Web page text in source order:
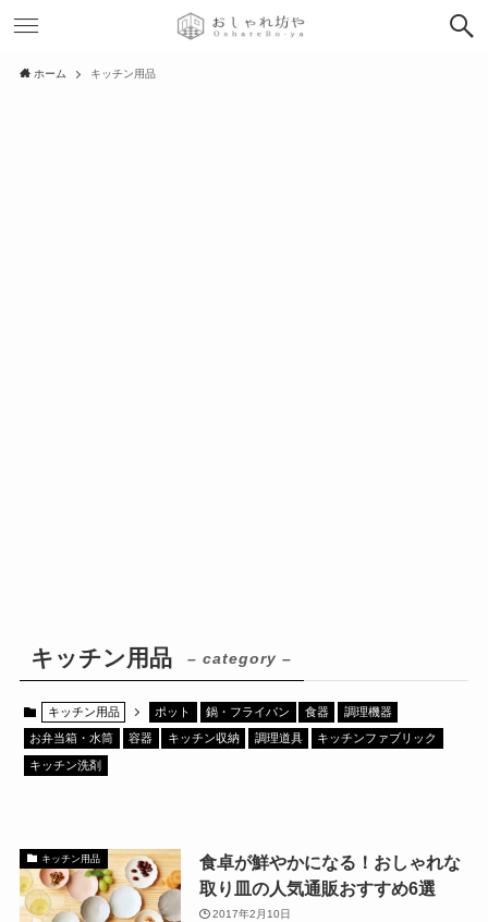
ホーム キッチン用品
キッチン用品 – category –
キッチン用品 ポット 鍋・フライパン 食器 調理機器
お弁当箱・水筒 容器 キッチン収納 調理道具 キッチンファブリック
キッチン洗剤
キッチン用品
食卓が鮮やかになる！おしゃれな
取り皿の人気通販おすすめ6選
2017年2月10日